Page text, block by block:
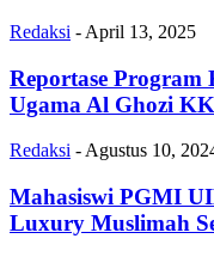
Redaksi - April 13, 2025
Reportase
Ugama Al Ghozi
Redaksi - Agustus 10,
Mahasiswi PGMI
Luxury Muslimah